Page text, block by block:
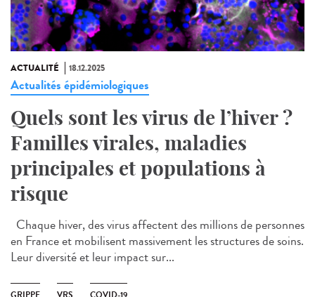
ACTUALITÉ 18.12.2025
Actualités épidémiologiques
Quels sont les virus de l’hiver ?
Familles virales, maladies
principales et populations à
risque
Chaque hiver, des virus affectent des millions de personnes
en France et mobilisent massivement les structures de soins.
Leur diversité et leur impact sur...